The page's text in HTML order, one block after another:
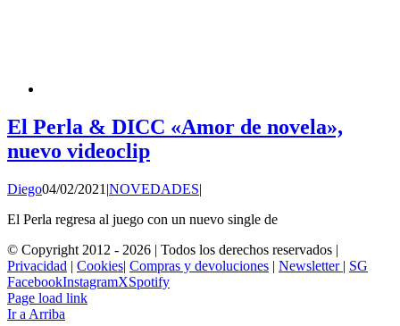
El Perla & DICC «Amor de novela»,
nuevo videoclip
Diego04/02/2021 |NOVEDADES|
El Perla regresa al juego con un nuevo single de
© Copyright 2012 - 2026 | Todos los derechos reservados |
Privacidad | Cookies| Compras y devoluciones | Newsletter | SG
FacebookInstagramXSpotify
Page load link
Ir a Arriba